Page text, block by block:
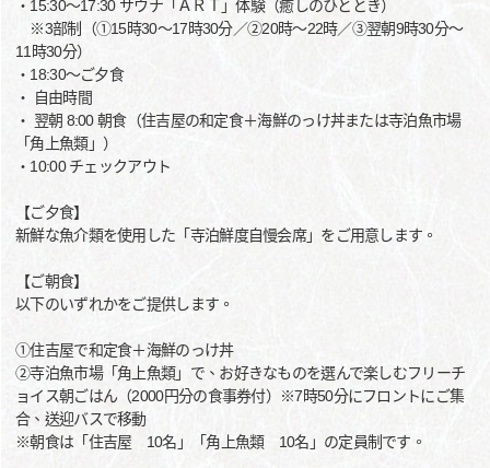
・15:30～17:30 サウナ「ＡＲＴ」体験（癒しのひととき）
※3部制（①15時30～17時30分／②20時～22時／③翌朝9時30分～
11時30分）
・18:30～ご夕食
・ 自由時間
・ 翌朝 8:00 朝食（住吉屋の和定食＋海鮮のっけ丼または寺泊魚市場
「角上魚類」）
・10:00 チェックアウト
【ご夕食】
新鮮な魚介類を使用した「寺泊鮮度自慢会席」をご用意します。
【ご朝食】
以下のいずれかをご提供します。
①住吉屋で和定食＋海鮮のっけ丼
②寺泊魚市場「角上魚類」で、お好きなものを選んで楽しむフリーチ
ョイス朝ごはん（2000円分の食事券付）※7時50分にフロントにご集
合、送迎バスで移動
※朝食は「住吉屋 10名」「角上魚類 10名」の定員制です。